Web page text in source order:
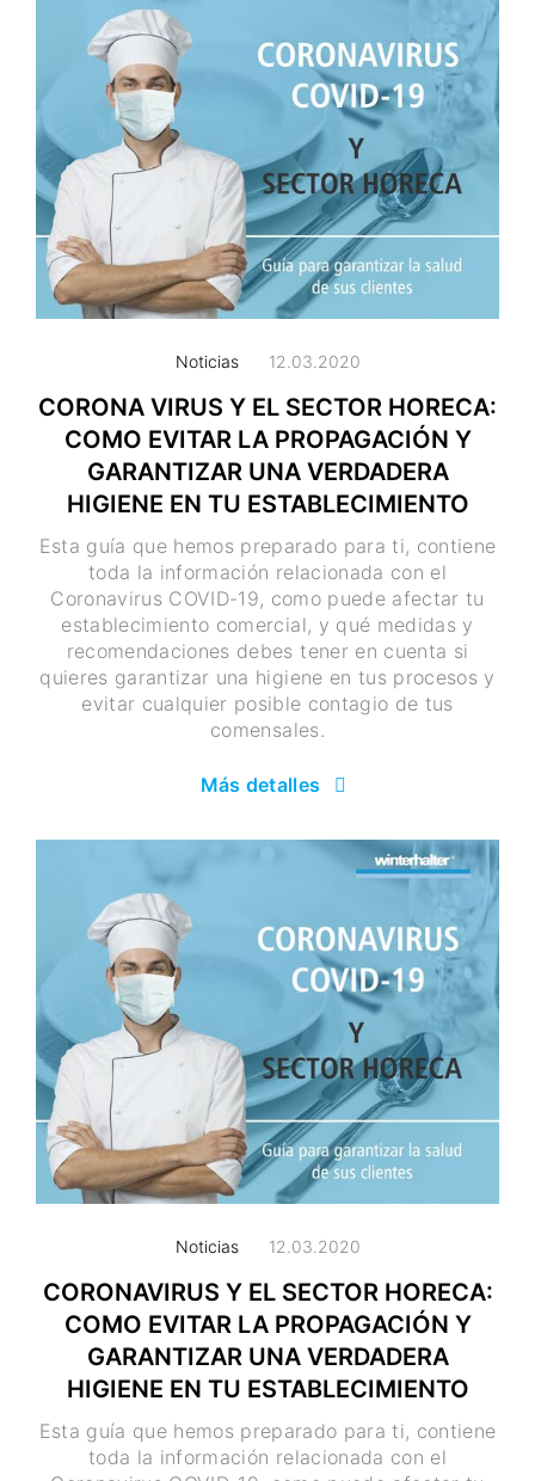
Noticias 12.03.2020
CORONA VIRUS Y EL SECTOR HORECA:
COMO EVITAR LA PROPAGACIÓN Y
GARANTIZAR UNA VERDADERA
HIGIENE EN TU ESTABLECIMIENTO
Esta guía que hemos preparado para ti, contiene
toda la información relacionada con el
Coronavirus COVID-19, como puede afectar tu
establecimiento comercial, y qué medidas y
recomendaciones debes tener en cuenta si
quieres garantizar una higiene en tus procesos y
evitar cualquier posible contagio de tus
comensales.
Más detalles
Noticias 12.03.2020
CORONAVIRUS Y EL SECTOR HORECA:
COMO EVITAR LA PROPAGACIÓN Y
GARANTIZAR UNA VERDADERA
HIGIENE EN TU ESTABLECIMIENTO
Esta guía que hemos preparado para ti, contiene
toda la información relacionada con el